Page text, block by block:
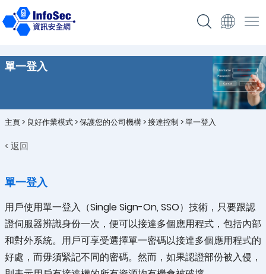
單一登入
主頁> 良好作業模式>保護您的公司機構>接達控制 >單一登入
< 返回
單一登入
用戶使用單一登入（Single Sign-On, SSO）技術，只要跟認
證伺服器辨識身份一次，便可以接達多個應用程式，包括內部
和對外系統。用戶可享受選擇單一密碼以接達多個應用程式的
好處，而毋須緊記不同的密碼。然而，如果認證部份被入侵，